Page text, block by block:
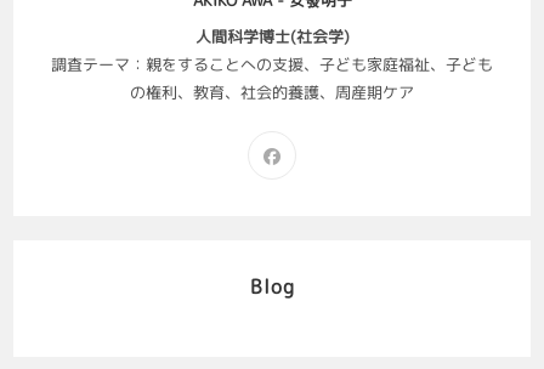
人間科学博士(社会学)
調査テーマ：親をすることへの支援、子ども家庭福祉、子ども
の権利、教育、社会的養護、周産期ケア
Blog